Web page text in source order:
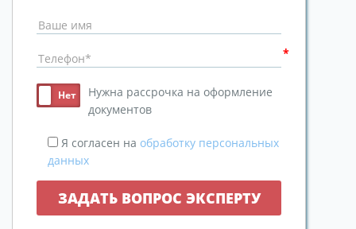
Нужна рассрочка на оформление
документов
Я согласен на обработку персональных
данных